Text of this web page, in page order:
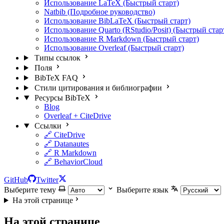
Использование LaTeX (Быстрый старт)
Natbib (Подробное руководство)
Использование BibLaTeX (Быстрый старт)
Использование Quarto (RStudio/Posit) (Быстрый
Использование R Markdown (Быстрый старт)
Использование Overleaf (Быстрый старт)
Типы ссылок
Поля
BibTeX FAQ
Стили цитирования и библиографии
Ресурсы BibTeX
Blog
Overleaf + CiteDrive
Ссылки
🔗 CiteDrive
🔗 Datanautes
🔗 R Markdown
🔗 BehaviorCloud
GitHub
Twitter
Выберите тему
Выберите язык
На этой странице